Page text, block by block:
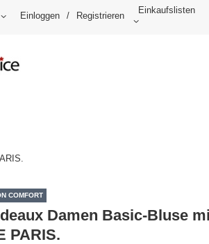
Einloggen / Registrieren
Einkaufslisten
COMFORT
Damen Basic-Bluse
PARIS.